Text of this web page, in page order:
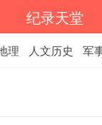
纪录天堂
理 人文历史 军